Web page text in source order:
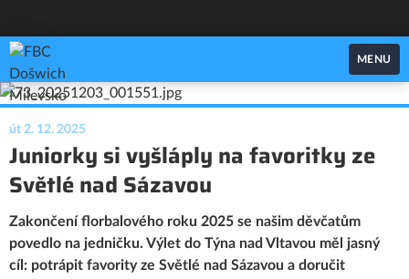
FBC Došwich Milevsko
MENU
út 2. 12. 2025
Juniorky si vyšláply na favoritky ze
Světlé nad Sázavou
Zakončení florbalového roku 2025 se našim děvčatům
povedlo na jedničku. Výlet do Týna nad Vltavou měl jasný
cíl: potrápit favority ze Světlé nad Sázavou a doručit